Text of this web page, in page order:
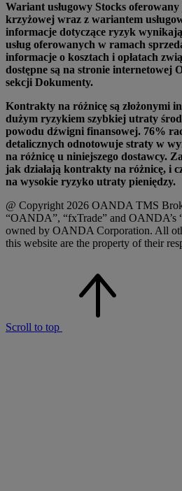
Wariant usługowy Stocks
krzyżowej wraz z wariantem
informacje dotyczące ryzyk
usług oferowanych w ramach
informacje o kosztach i opłatach
dostępne są na stronie internetowej
sekcji Dokumenty.
Kontrakty na różnicę są złożonymi
dużym ryzykiem szybkiej utraty
powodu dźwigni finansowej. 76%
detalicznych odnotowuje straty w
na różnicę u niniejszego dostawcy.
jak działają kontrakty na różnicę, i
na wysokie ryzyko utraty pieniędzy.
@ Copyright 2026 OANDA TMS
“OANDA”, “fxTrade” and OANDA’s
owned by OANDA Corporation. All
this website are the property of their
Scroll to top